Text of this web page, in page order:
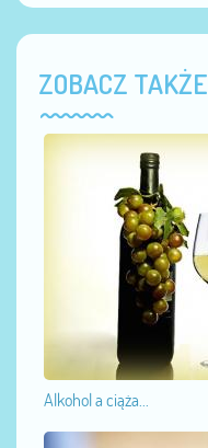
ZOBACZ TAKŻE
Alkohol a ciąża...